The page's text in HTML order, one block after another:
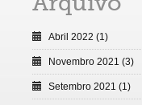
Abril 2022 (1)
Novembro 2021 (3)
Setembro 2021 (1)